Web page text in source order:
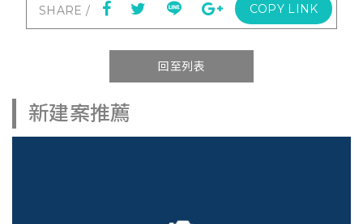
COPY LINK
回至列表
新建案推薦